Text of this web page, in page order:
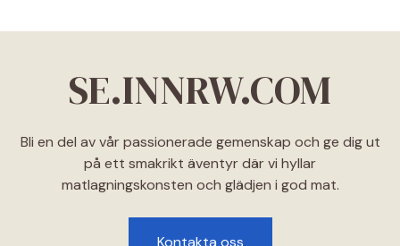
SE.INNRW.COM
Bli en del av vår passionerade gemenskap och ge dig ut
på ett smakrikt äventyr där vi hyllar
matlagningskonsten och glädjen i god mat.
Kontakta oss